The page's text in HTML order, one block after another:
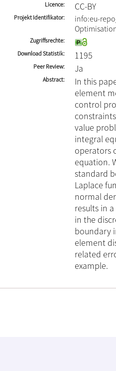
Licence CC-BY
Projekt Identifikator
info:eu-
Zugriffsrechte
Download Statistik
1195
Peer Review Ja
Abstract
In this
element
control
value
integral
operators
equation.
standard
Laplace
normal
results in
in the
boundary
element
related
example.